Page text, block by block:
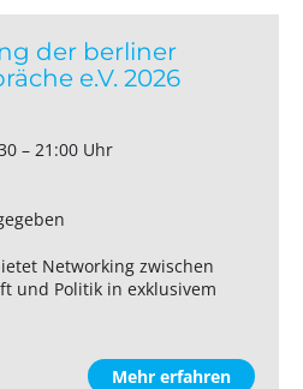
der berliner
e.V. 2026
– 21:00 Uhr
Networking zwischen
und Politik in exklusivem
Mehr erfahren